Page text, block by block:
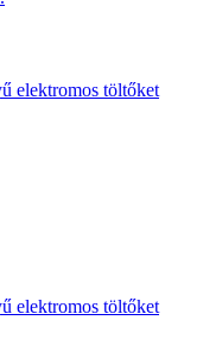
elektromos töltőket
elektromos töltőket